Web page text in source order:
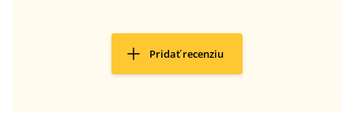
Pridať recenziu